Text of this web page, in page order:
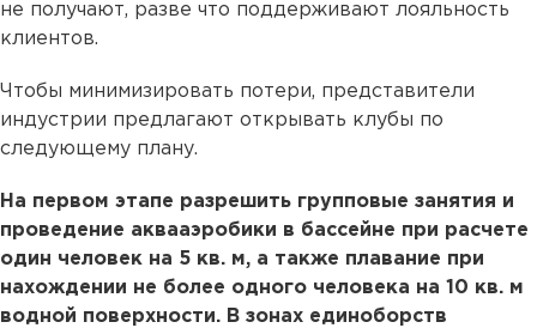
не получают, разве что поддерживают лояльность
клиентов.
Чтобы минимизировать потери, представители
индустрии предлагают открывать клубы по
следующему плану.
На первом этапе разрешить групповые занятия и
проведение аквааэробики в бассейне при расчете
один человек на 5 кв. м, а также плавание при
нахождении не более одного человека на 10 кв. м
водной поверхности. В зонах единоборств